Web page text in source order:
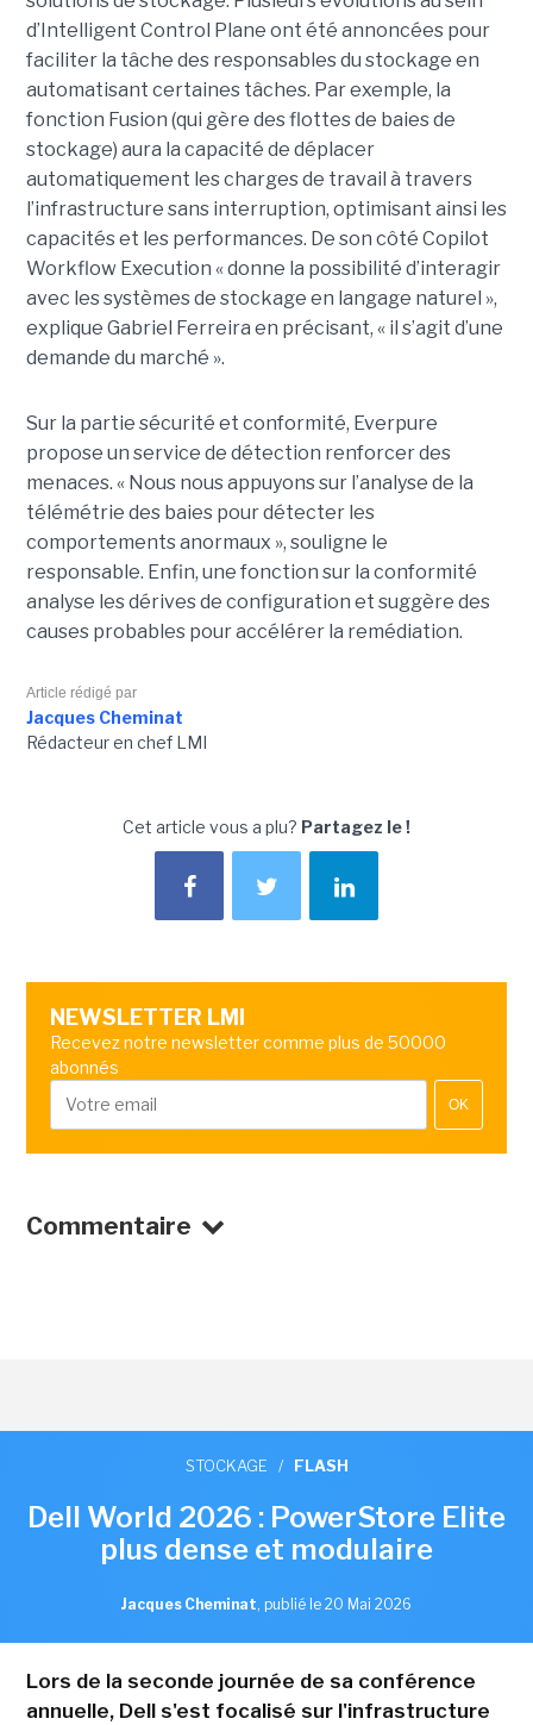
d’Intelligent Control Plane ont été annoncées pour
faciliter la tâche des responsables du stockage en
automatisant certaines tâches. Par exemple, la
fonction Fusion (qui gère des flottes de baies de
stockage) aura la capacité de déplacer
automatiquement les charges de travail à travers
l’infrastructure sans interruption, optimisant ainsi les
capacités et les performances. De son côté Copilot
Workflow Execution « donne la possibilité d’interagir
avec les systèmes de stockage en langage naturel »,
explique Gabriel Ferreira en précisant, « il s’agit d’une
demande du marché ».
Sur la partie sécurité et conformité, Everpure
propose un service de détection renforcer des
menaces. « Nous nous appuyons sur l’analyse de la
télémétrie des baies pour détecter les
comportements anormaux », souligne le
responsable. Enfin, une fonction sur la conformité
analyse les dérives de configuration et suggère des
causes probables pour accélérer la remédiation.
Article rédigé par
Jacques Cheminat
Rédacteur en chef LMI
Cet article vous a plu? Partagez le !
NEWSLETTER LMI
Recevez notre newsletter comme plus de 50000
abonnés
OK
Commentaire
STOCKAGE / FLASH
Dell World 2026 : PowerStore Elite
plus dense et modulaire
Jacques Cheminat, publié le 20 Mai 2026
Lors de la seconde journée de sa conférence
annuelle, Dell s'est focalisé sur l'infrastructure